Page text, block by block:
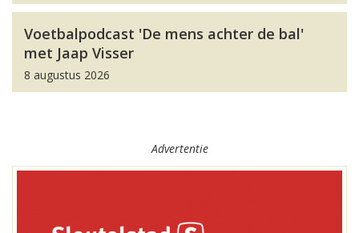
Voetbalpodcast 'De mens achter de bal'
met Jaap Visser
8 augustus 2026
Advertentie